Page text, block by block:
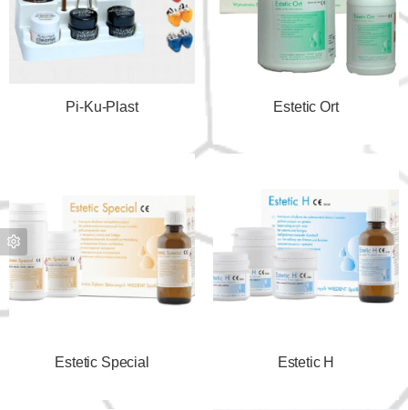
Pi-Ku-Plast Estetic Ort
Estetic Special Estetic H